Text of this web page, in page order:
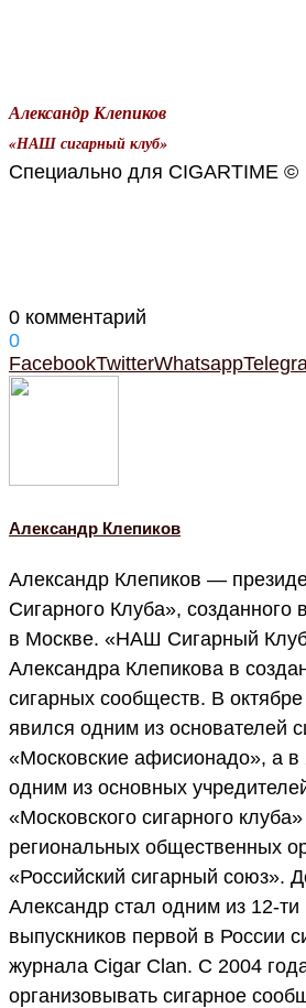
Александр Клепиков
«НАШ сигарный клуб»
Специально для CIGARTIME ©
0 комментарий
0
FacebookTwitterWhatsapp
Александр Клепиков
Александр Клепиков —
Сигарного Клуба», созданного
в Москве. «НАШ Сигарный
Александра Клепикова в
сигарных сообществ. В
явился одним из основателей
«Московские афисионадо», а в
одним из основных
«Московского сигарного клуба»
региональных общественных
«Российский сигарный союз».
Александр стал одним из 12-
выпускников первой в России
журнала Cigar Clan. С 2004
организовывать сигарное